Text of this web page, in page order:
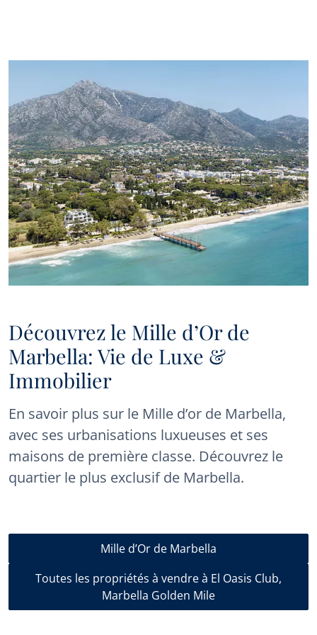
des communications de Panorama, nous vous enverrons
périodiquement des informations concernant l'évolution du
marché immobilier de Marbella, des nouvelles intéressantes
sur certains types de propriétés, de nouvelles bonnes affaires
à saisir, de nouvelles propriétés sur le marché, et Panorama
vous les proposera par email ou d'autres plateformes de
communication..
Découvrez le Mille d’Or de
Marbella: Vie de Luxe &
Immobilier
En savoir plus sur le Mille d’or de Marbella,
avec ses urbanisations luxueuses et ses
maisons de première classe. Découvrez le
quartier le plus exclusif de Marbella.
Mille d’Or de Marbella
Toutes les propriétés à vendre à El Oasis Club,
Marbella Golden Mile